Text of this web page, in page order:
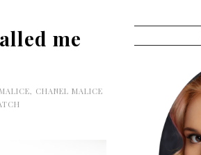
me
, CHANEL MALICE